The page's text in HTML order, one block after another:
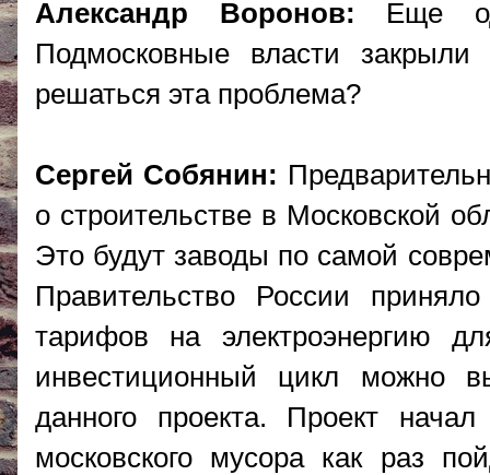
Александр Воронов: Еще
Подмосковные власти
решаться эта проблема?
Сергей Собянин:
о строительстве в Московской
Это будут заводы по самой
Правительство России
тарифов на электроэнергию
инвестиционный цикл можно
данного проекта. Проект
московского мусора как раз